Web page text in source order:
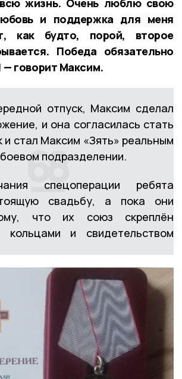
и поддержка для меня
как будто, порой, второе
Победа обязательно
— говорит Максим.
отпуск, Максим сделал
и она согласилась стать
и стал Максим «Зять» реальным
подразделении.
спецоперации ребята
свадьбу, а пока они
что их союз скреплён
кольцами и свидетельством
что они обязательно
в храме. Помощь Господа
его по жизни. Самой главной
он считает медаль
от общероссийского
движения «Россия
которую ему вручили в начале